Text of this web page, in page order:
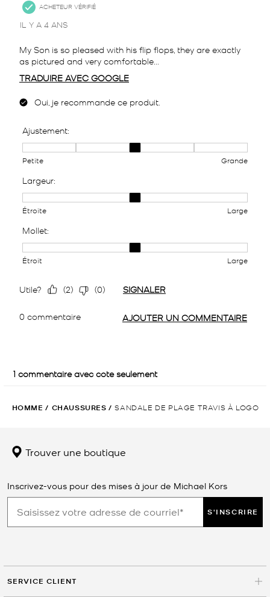
HOMME / CHAUSSURES / SANDALE DE PLAGE TRAVIS À LOGO
Trouver une boutique
Inscrivez-vous pour des mises à jour de Michael Kors
S'INSCRIRE
SERVICE CLIENT